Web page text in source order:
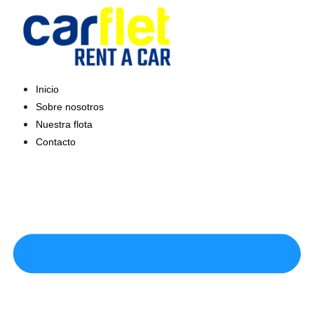
contenido
Inicio
Sobre nosotros
Nuestra flota
Contacto